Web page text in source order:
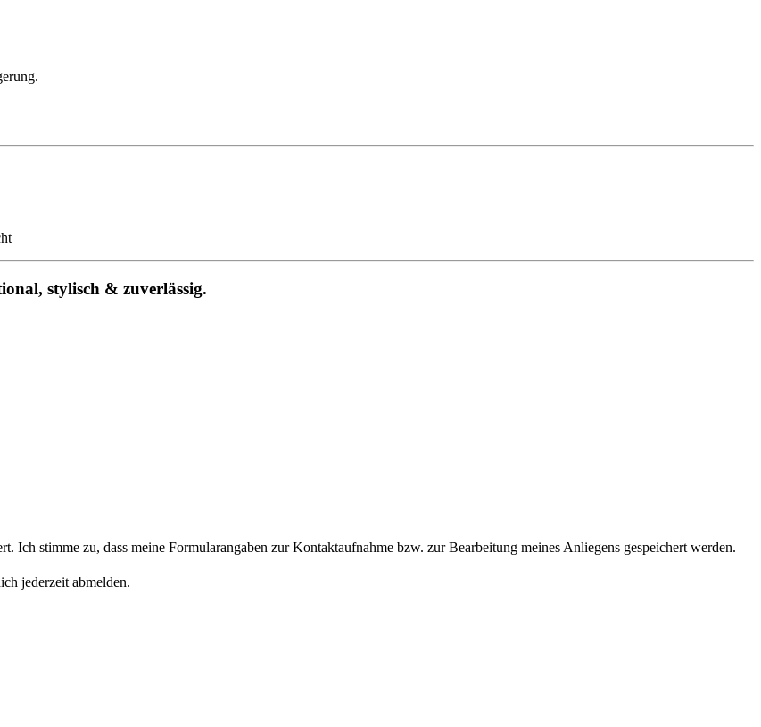
stylisch & zuverlässig.
Ich stimme zu, dass meine Formularangaben zur Kontaktaufnahme bzw. zur Bearbeitung meines Anliegens gespeichert werden.
jederzeit abmelden.